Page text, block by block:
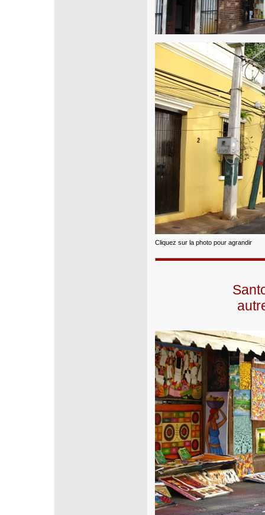
Cliquez sur la photo pour agrandir